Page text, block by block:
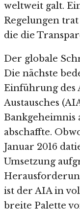
weltweit galt.
Regelungen trat
die die
Der globale
Die nächste
Einführung des
Austausches
Bankgeheimnis
abschaffte.
Januar 2016
Umsetzung
ist der AIA in
breite Palette